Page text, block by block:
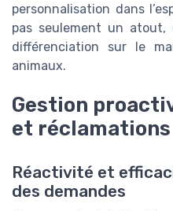
personnalisation dans
pas seulement un atout,
différenciation sur le
animaux.
Gestion
et réclamations
Réactivité et
des demandes